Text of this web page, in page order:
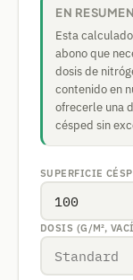
EN RESUMEN
Esta
abono que
dosis de
contenido en
ofrecerle una
césped sin
SUPERFICIE
DOSIS (G/M²,